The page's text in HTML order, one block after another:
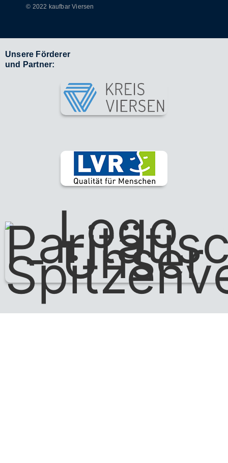
© 2022 kaufbar Viersen
Unsere Förderer
und Partner: